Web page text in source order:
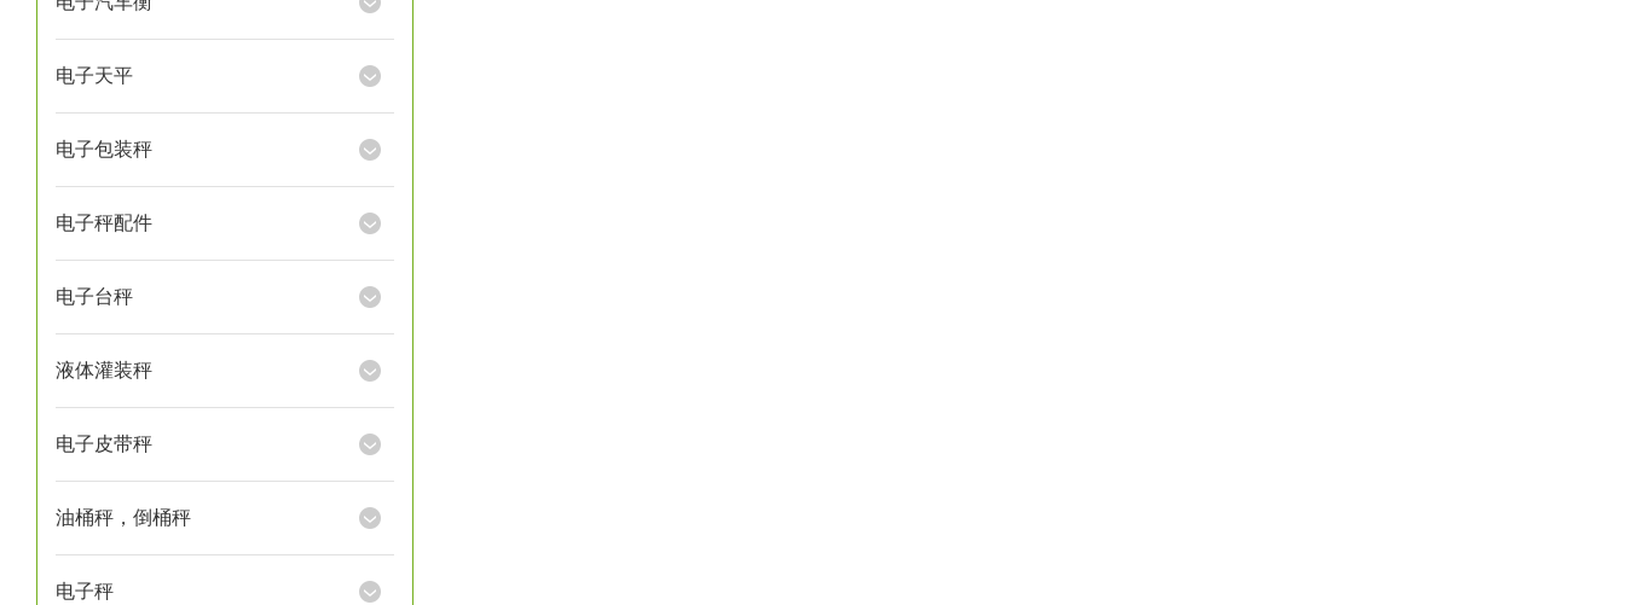
电子天平
电子包装秤
电子秤配件
电子台秤
液体灌装秤
电子皮带秤
油桶秤，倒桶秤
电子秤